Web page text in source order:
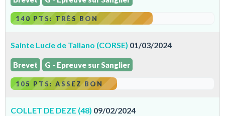
140 PTS: TRÈS BON
Sainte Lucie de Tallano (CORSE) 01/03/2024
Brevet G - Epreuve sur Sanglier
105 PTS: ASSEZ BON
COLLET DE DEZE (48) 09/02/2024